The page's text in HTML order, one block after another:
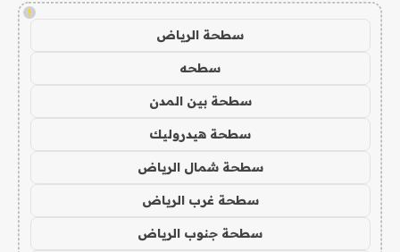
!
سطحة الرياض
سطحه
سطحة بين المدن
سطحة هيدروليك
سطحة شمال الرياض
سطحة غرب الرياض
سطحة جنوب الرياض